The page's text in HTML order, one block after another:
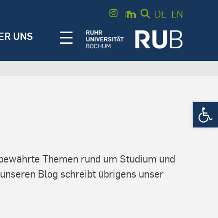
UNS
DE EN
Themen rund um Studium und
Blog schreibt übrigens unser